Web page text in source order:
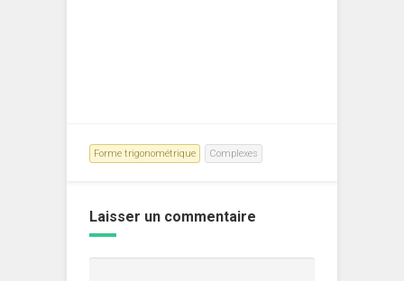
Forme trigonométrique Complexes
Laisser un commentaire